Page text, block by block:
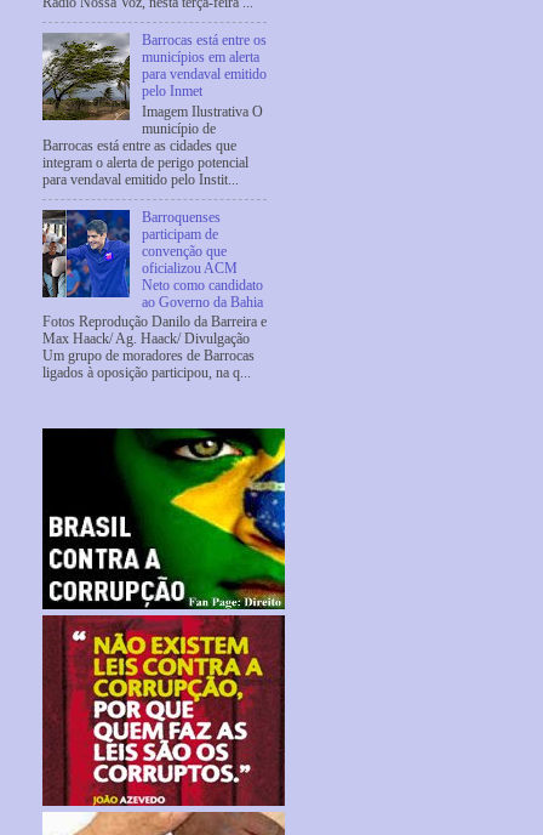
Barrocas está entre os
municípios em alerta
para vendaval emitido
pelo Inmet
Imagem Ilustrativa O
município de
Barrocas está entre as cidades que
integram o alerta de perigo potencial
para vendaval emitido pelo Instit...
Barroquenses
participam de
convenção que
oficializou ACM
Neto como candidato
ao Governo da Bahia
Fotos Reprodução Danilo da Barreira e
Max Haack/ Ag. Haack/ Divulgação
Um grupo de moradores de Barrocas
ligados à oposição participou, na q...